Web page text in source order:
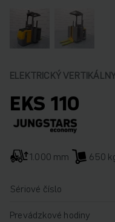
ELEKTRICKÝ
EKS 110
1.000 mm 650
Sériové číslo
Prevádzkové hodiny